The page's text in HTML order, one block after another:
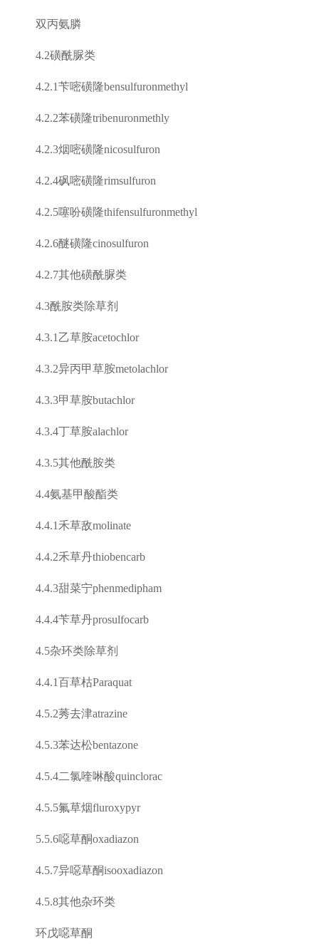
双丙氨膦
4.2磺酰脲类
4.2.1苄嘧磺隆bensulfuronmethyl
4.2.2苯磺隆tribenuronmethly
4.2.3烟嘧磺隆nicosulfuron
4.2.4砜嘧磺隆rimsulfuron
4.2.5噻吩磺隆thifensulfuronmethyl
4.2.6醚磺隆cinosulfuron
4.2.7其他磺酰脲类
4.3酰胺类除草剂
4.3.1 乙草胺acetochlor
4.3.2异丙甲草胺metolachlor
4.3.3甲草胺butachlor
4.3.4丁草胺alachlor
4.3.5其他酰胺类
4.4氨基甲酸酯类
4.4.1 禾草敌molinate
4.4.2禾草丹thiobencarb
4.4.3甜菜宁phenmedipham
4.4.4苄草丹prosulfocarb
4.5杂环类除草剂
4.4.1百草枯Paraquat
4.5.2莠去津atrazine
4.5.3苯达松bentazone
4.5.4二氯喹啉酸quinclorac
4.5.5氟草烟fluroxypyr
5.5.6噁草酮oxadiazon
4.5.7异噁草酮isooxadiazon
4.5.8其他杂环类
环戊噁草酮